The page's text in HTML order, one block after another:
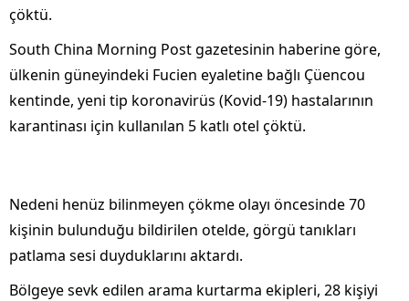
çöktü.
South China Morning Post gazetesinin haberine göre,
ülkenin güneyindeki Fucien eyaletine bağlı Çüencou
kentinde, yeni tip koronavirüs (Kovid-19) hastalarının
karantinası için kullanılan 5 katlı otel çöktü.
Nedeni henüz bilinmeyen çökme olayı öncesinde 70
kişinin bulunduğu bildirilen otelde, görgü tanıkları
patlama sesi duyduklarını aktardı.
Bölgeye sevk edilen arama kurtarma ekipleri, 28 kişiyi